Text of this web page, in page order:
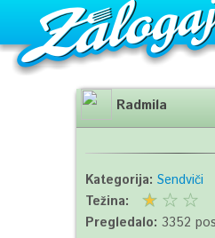
Radmila
Kategorija: Sendviči
Težina:
Pregledalo: 3352